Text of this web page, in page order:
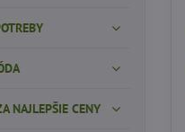
NAJLEPŠIE CENY